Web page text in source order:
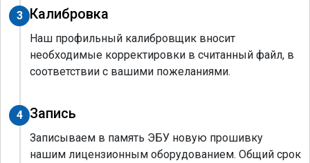
3 Калибровка
Наш профильный калибровщик вносит
необходимые корректировки в считанный файл, в
соответствии с вашими пожеланиями.
4 Запись
Записываем в память ЭБУ новую прошивку
нашим лицензионным оборудованием. Общий срок